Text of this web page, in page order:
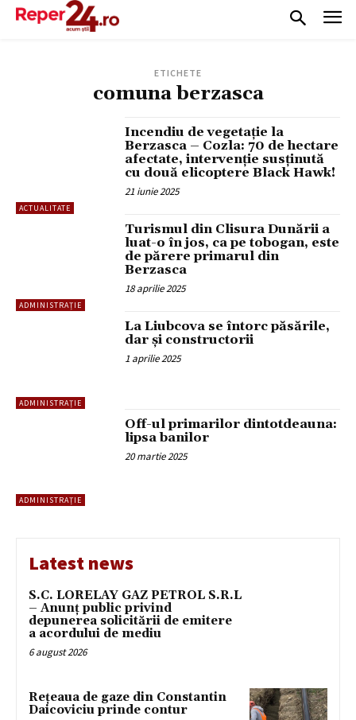
ETICHETE
comuna berzasca
ACTUALITATE
Incendiu de vegetație la
Berzasca – Cozla: 70 de hectare
afectate, intervenție susținută
cu două elicoptere Black Hawk!
21 iunie 2025
ADMINISTRAȚIE
Turismul din Clisura Dunării a
luat-o în jos, ca pe tobogan, este
de părere primarul din
Berzasca
18 aprilie 2025
ADMINISTRAȚIE
La Liubcova se întorc păsările,
dar și constructorii
1 aprilie 2025
ADMINISTRAȚIE
Off-ul primarilor dintotdeauna:
lipsa banilor
20 martie 2025
Latest news
S.C. LORELAY GAZ PETROL S.R.L
– Anunț public privind
depunerea solicitării de emitere
a acordului de mediu
6 august 2026
Rețeaua de gaze din Constantin
Daicoviciu prinde contur